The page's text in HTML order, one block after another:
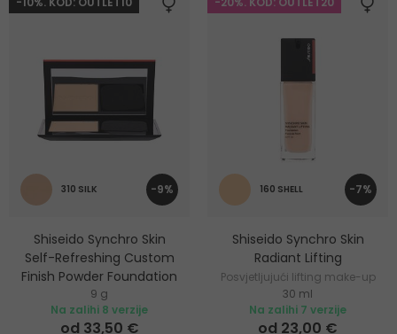
-9%
310 SILK
Shiseido Synchro Skin
Self-Refreshing Custom
Finish Powder Foundation
Puder
9 g
Na zalihi 8 verzije
od 33,50 €
-7%
160 SHELL
Shiseido Synchro Skin
Radiant Lifting
Posvjetljujući lifting make-up
30 ml
Na zalihi 7 verzije
od 23,00 €